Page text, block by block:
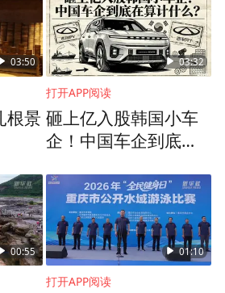
03:50
根景
03:32
打开APP阅读
砸上亿入股韩国小车
企！中国车企到底在
00:55 01:10
打开APP阅读